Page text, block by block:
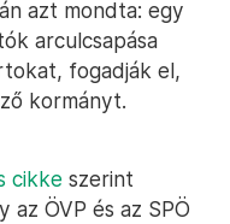
azt mondta: egy
arculcsapása
fogadják el,
kormányt.
cikke szerint
ÖVP és az SPÖ